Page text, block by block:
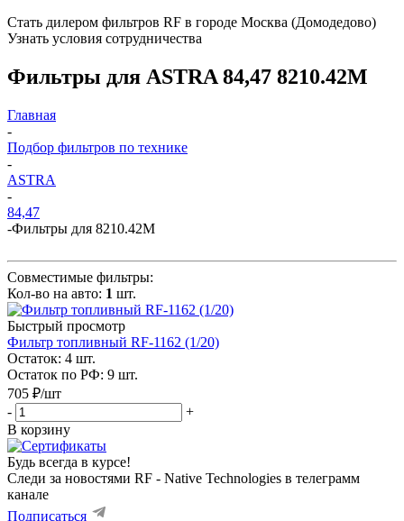
Стать дилером фильтров RF в городе Москва (Домодедово)
Узнать условия сотрудничества
Фильтры для ASTRA 84,47 8210.42M
Главная
-
Подбор фильтров по технике
-
ASTRA
-
84,47
-Фильтры для 8210.42M
Совместимые фильтры:
Кол-во на авто: 1 шт.
Быстрый просмотр
Фильтр топливный RF-1162 (1/20)
Остаток: 4 шт.
Остаток по РФ: 9 шт.
705 ₽/шт
-
+
В корзину
Будь всегда в курсе!
Следи за новостями RF - Native Technologies в телеграмм
канале
Подписаться